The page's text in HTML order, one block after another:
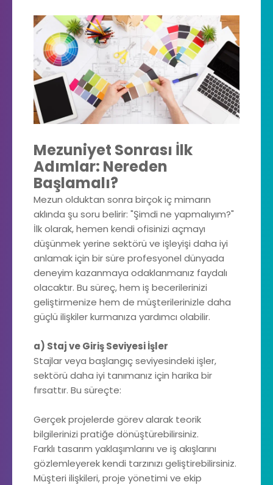
Mezuniyet Sonrası İlk
Adımlar: Nereden
Başlamalı?
Mezun olduktan sonra birçok iç mimarın
aklında şu soru belirir: "Şimdi ne yapmalıyım?"
İlk olarak, hemen kendi ofisinizi açmayı
düşünmek yerine sektörü ve işleyişi daha iyi
anlamak için bir süre profesyonel dünyada
deneyim kazanmaya odaklanmanız faydalı
olacaktır. Bu süreç, hem iş becerilerinizi
geliştirmenize hem de müşterilerinizle daha
güçlü ilişkiler kurmanıza yardımcı olabilir.
a) Staj ve Giriş Seviyesi İşler
Stajlar veya başlangıç seviyesindeki işler,
sektörü daha iyi tanımanız için harika bir
fırsattır. Bu süreçte:
Gerçek projelerde görev alarak teorik
bilgilerinizi pratiğe dönüştürebilirsiniz.
Farklı tasarım yaklaşımlarını ve iş akışlarını
gözlemleyerek kendi tarzınızı geliştirebilirsiniz.
Müşteri ilişkileri, proje yönetimi ve ekip